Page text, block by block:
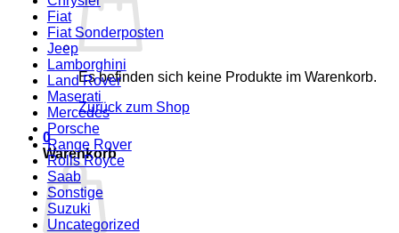
Es befinden sich keine Produkte im Warenkorb.
Zurück zum Shop
0
Warenkorb
Fiat
Fiat Sonderposten
Jeep
Lamborghini
Land Rover
Maserati
Mercedes
Porsche
Range Rover
Rolls Royce
Saab
Sonstige
Suzuki
Uncategorized